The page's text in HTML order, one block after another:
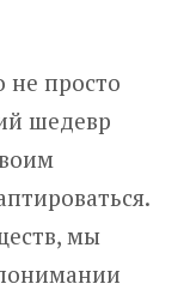
не просто
шедевр
мы